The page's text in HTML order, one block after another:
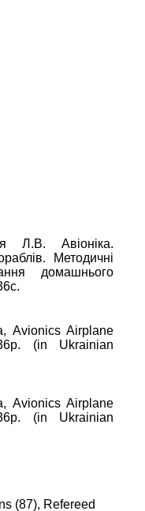
Л.В. Авіоніка.
Методичні
домашнього
Avionics Airplane
(in Ukrainian
Avionics Airplane
(in Ukrainian
(87), Refereed